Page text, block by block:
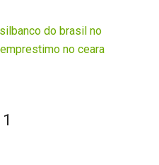
banco do brasil no
emprestimo no ceara